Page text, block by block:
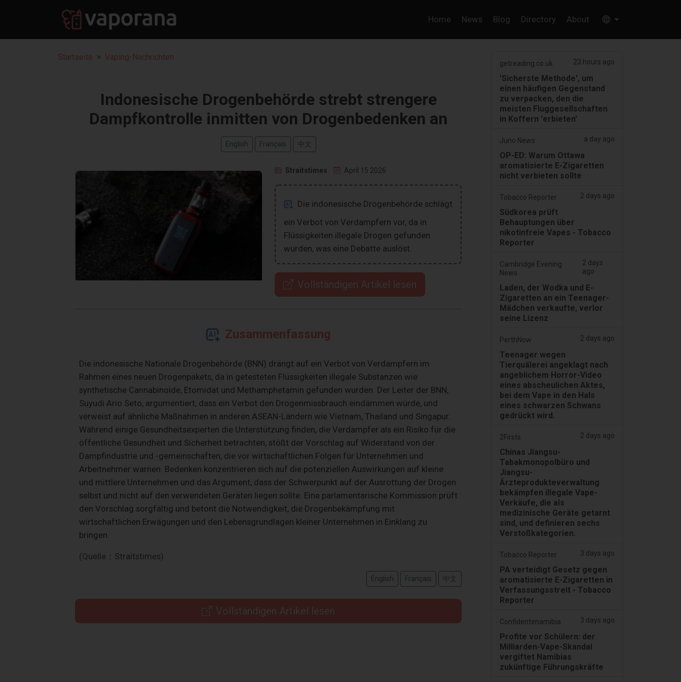
Home News Blog Directory About
Startseite Vaping-Nachrichten
Indonesische Drogenbehörde strebt strengere
Dampfkontrolle inmitten von Drogenbedenken an
English Français 中文
Straitstimes April 15 2026
Die indonesische Drogenbehörde schlägt
ein Verbot von Verdampfern vor, da in
Flüssigkeiten illegale Drogen gefunden
wurden, was eine Debatte auslöst.
Vollständigen Artikel lesen
Zusammenfassung
Die indonesische Nationale Drogenbehörde (BNN) drängt auf ein Verbot von Verdampfern im
Rahmen eines neuen Drogenpakets, da in getesteten Flüssigkeiten illegale Substanzen wie
synthetische Cannabinoide, Etomidat und Methamphetamin gefunden wurden. Der Leiter der BNN,
Suyudi Ario Seto, argumentiert, dass ein Verbot den Drogenmissbrauch eindämmen würde, und
verweist auf ähnliche Maßnahmen in anderen ASEAN-Ländern wie Vietnam, Thailand und Singapur.
Während einige Gesundheitsexperten die Unterstützung finden, die Verdampfer als ein Risiko für die
öffentliche Gesundheit und Sicherheit betrachten, stößt der Vorschlag auf Widerstand von der
Dampfindustrie und -gemeinschaften, die vor wirtschaftlichen Folgen für Unternehmen und
Arbeitnehmer warnen. Bedenken konzentrieren sich auf die potenziellen Auswirkungen auf kleine
und mittlere Unternehmen und das Argument, dass der Schwerpunkt auf der Ausrottung der Drogen
selbst und nicht auf den verwendeten Geräten liegen sollte. Eine parlamentarische Kommission prüft
den Vorschlag sorgfältig und betont die Notwendigkeit, die Drogenbekämpfung mit
wirtschaftlichen Erwägungen und den Lebensgrundlagen kleiner Unternehmen in Einklang zu
bringen.
(Quelle：Straitstimes)
English Français 中文
Vollständigen Artikel lesen
getreading.co.uk 23 hours ago
'Sicherste Methode', um
einen häufigen Gegenstand
zu verpacken, den die
meisten Fluggesellschaften
in Koffern 'erbieten'
Juno News a day ago
OP-ED: Warum Ottawa
aromatisierte E-Zigaretten
nicht verbieten sollte
Tobacco Reporter 2 days ago
Südkorea prüft
Behauptungen über
nikotinfreie Vapes - Tobacco
Reporter
Cambridge Evening
News
2 days
ago
Laden, der Wodka und E-
Zigaretten an ein Teenager-
Mädchen verkaufte, verlor
seine Lizenz
PerthNow 2 days ago
Teenager wegen
Tierquälerei angeklagt nach
angeblichem Horror-Video
eines abscheulichen Aktes,
bei dem Vape in den Hals
eines schwarzen Schwans
gedrückt wird.
2Firsts 2 days ago
Chinas Jiangsu-
Tabakmonopolbüro und
Jiangsu-
Ärzteprodukteverwaltung
bekämpfen illegale Vape-
Verkäufe, die als
medizinische Geräte getarnt
sind, und definieren sechs
Verstoßkategorien.
Tobacco Reporter 3 days ago
PA verteidigt Gesetz gegen
aromatisierte E-Zigaretten in
Verfassungsstreit - Tobacco
Reporter
Confidentenamibia 3 days ago
Profite vor Schülern: der
Milliarden-Vape-Skandal
vergiftet Namibias
zukünftige Führungskräfte